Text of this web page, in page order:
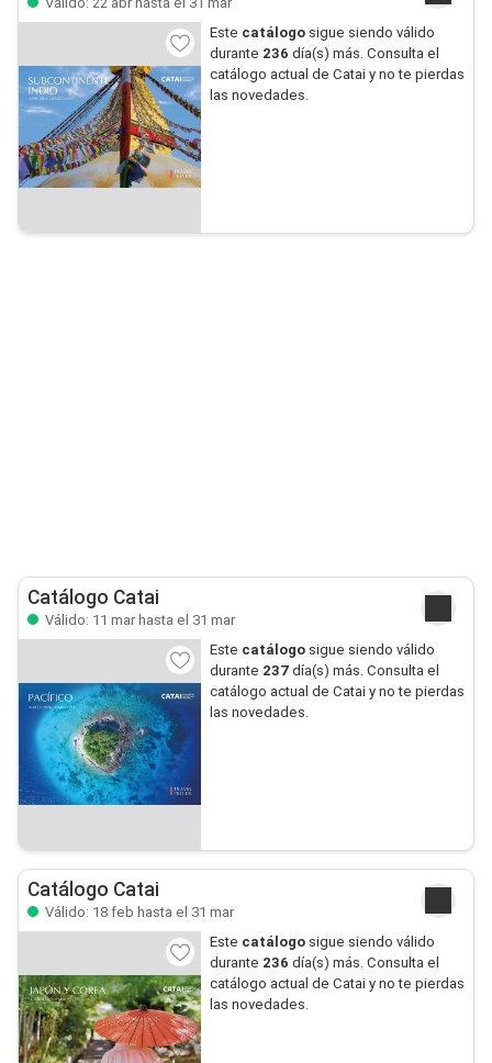
Este catálogosigue siendo válido
durante 236 día(s) más. Consulta el
catálogo actual de Catai y no te pierdas
las novedades.
Catálogo Catai
Válido: 11 mar hasta el 31 mar
Este catálogosigue siendo válido
durante 237día(s) más. Consulta el
catálogo actual de Catai y no te pierdas
las novedades.
Catálogo Catai
Válido: 18 feb hasta el 31 mar
Este catálogosigue siendo válido
durante 236 día(s) más. Consulta el
catálogo actual de Catai y no te pierdas
las novedades.